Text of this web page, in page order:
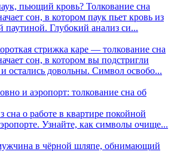
пьющий кровь? Толкование сна
сон, в котором паук пьет кровь из
паутиной. Глубокий анализ си...
стрижка каре — толкование сна
сон, в котором вы подстригли
остались довольны. Символ освобо...
и аэропорт: толкование сна об
сна о работе в квартире покойной
Узнайте, как символы очище...
в чёрной шляпе, обнимающий